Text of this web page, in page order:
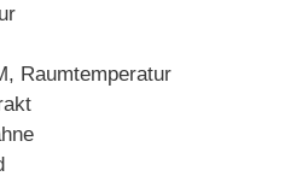
Raumtemperatur